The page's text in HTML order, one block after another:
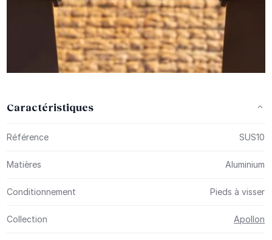
Caractéristiques
Référence SUS10
Matières Aluminium
Conditionnement Pieds à visser
Collection Apollon